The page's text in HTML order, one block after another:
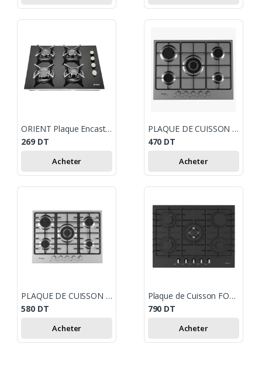
ORIENT Plaque Encastrable Noir 4 Feux 60 Cm
269 DT
Acheter
PLAQUE DE CUISSON NARDI 5 FEUX INOX
470 DT
Acheter
PLAQUE DE CUISSON NARDI 5 FEUX 70CM INOX
580 DT
Acheter
Plaque de Cuisson FOCUS Vitro 5 Feux 70cm Noir
790 DT
Acheter